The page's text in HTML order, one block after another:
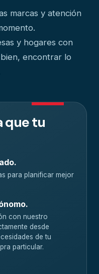
marcas y atención
y hogares con
encontrar lo
que tu
para planificar mejor
con nuestro
desde
de tu
particular.